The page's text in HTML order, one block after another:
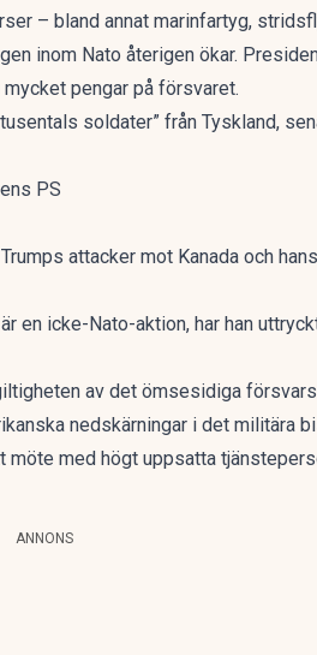
– bland annat marinfartyg,
inom Nato återigen ökar.
pengar på försvaret.
soldater” från Tyskland,
PS
attacker mot Kanada och
en icke-Nato-aktion, har han
av det ömsesidiga
nedskärningar i det militära
möte med högt uppsatta
ANNONS